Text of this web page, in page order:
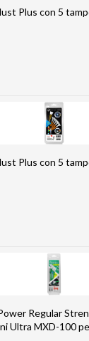
Plus con 5
Plus con 5
Regular
Ultra MXD-100